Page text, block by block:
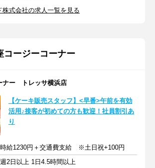
株式会社の求人一覧を見る
コージーコーナー
ナー トレッサ横浜店
【ケーキ販売スタッフ】<早番>午前を有効
活用♪接客が初めての方も歓迎！社員割引あ
り
時給1230円＋交通費支給 ※土日祝+100円
週2日以上 1日4.5時間以上